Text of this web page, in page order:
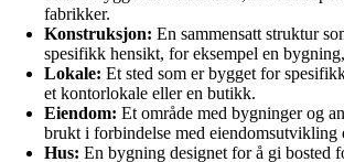
fabrikker.
Konstruksjon: En sammensatt struktur
spesifikk hensikt, for eksempel en
Lokale: Et sted som er bygget for
et kontorlokale eller en butikk.
Eiendom: Et område med bygninger og
brukt i forbindelse med eiendomsutvikling
Hus: En bygning designet for å gi bosted